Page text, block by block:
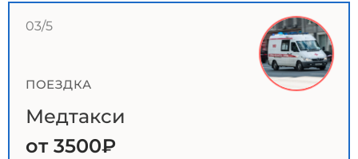
03/5
ПОЕЗДКА
Медтакси
от 3500₽